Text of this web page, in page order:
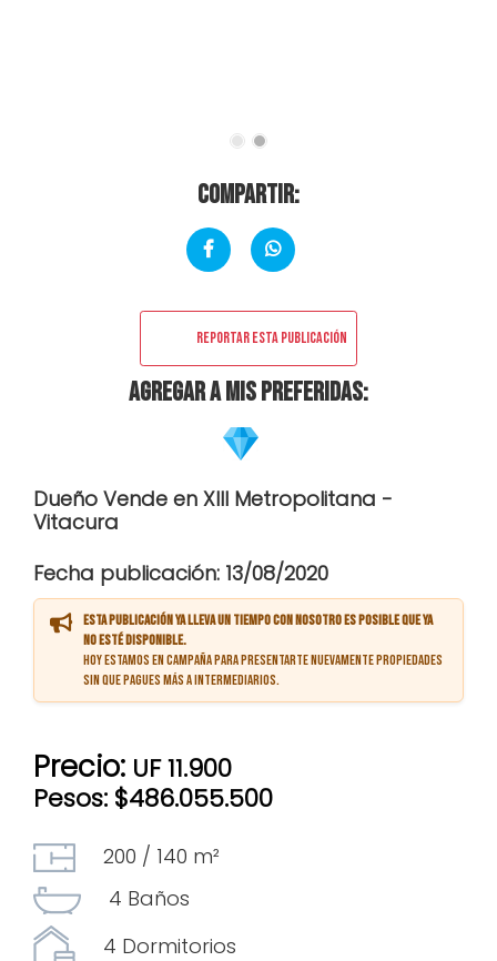
Compartir:
Reportar esta publicación
Agregar a mis preferidas:
Dueño Vende en XIII Metropolitana -
Vitacura
Fecha publicación: 13/08/2020
Esta publicación ya lleva un tiempo con nosotro es posible que ya
no esté disponible.
Hoy estamos en campaña para presentarte nuevamente propiedades
sin que pagues más a intermediarios.
Precio: UF 11.900
Pesos: $486.055.500
200 / 140 m²
4 Baños
4 Dormitorios